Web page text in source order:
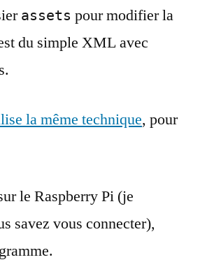
assets pour modifier la
du simple XML avec
la même technique, pour
le Raspberry Pi (je
savez vous connecter),